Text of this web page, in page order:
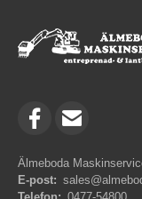
Älmeboda
E-post: